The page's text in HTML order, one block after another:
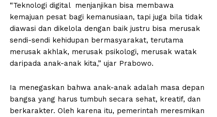
“Teknologi digital menjanjikan bisa membawa
kemajuan pesat bagi kemanusiaan, tapi juga bila tidak
diawasi dan dikelola dengan baik justru bisa merusak
sendi-sendi kehidupan bermasyarakat, terutama
merusak akhlak, merusak psikologi, merusak watak
daripada anak-anak kita,” ujar Prabowo.
Ia menegaskan bahwa anak-anak adalah masa depan
bangsa yang harus tumbuh secara sehat, kreatif, dan
berkarakter. Oleh karena itu, pemerintah meresmikan